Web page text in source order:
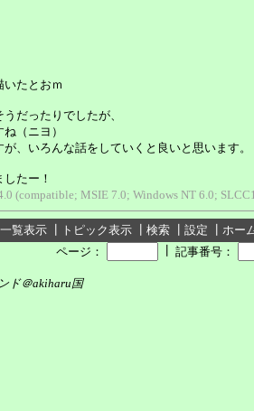
いたとおｍ
だったりでしたが、
（ニヨ）
、いろんな話をしていくと良いと思います。
たー！
(compatible; MSIE 7.0; Windows NT 6.0;
一覧表示 トピック表示 検索 設定
ホー
ページ：
記事番号：
ド＠akiharu国